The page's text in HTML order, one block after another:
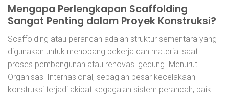
Mengapa Perlengkapan Scaffolding
Sangat Penting dalam Proyek Konstruksi?
Scaffolding atau perancah adalah struktur sementara yang
digunakan untuk menopang pekerja dan material saat
proses pembangunan atau renovasi gedung. Menurut
Organisasi Internasional, sebagian besar kecelakaan
konstruksi terjadi akibat kegagalan sistem perancah, baik